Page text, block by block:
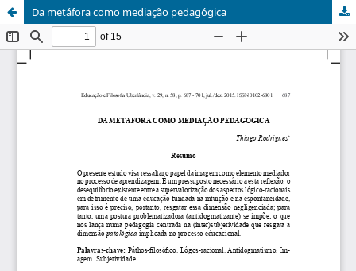
Da metáfora como mediação pedagógica